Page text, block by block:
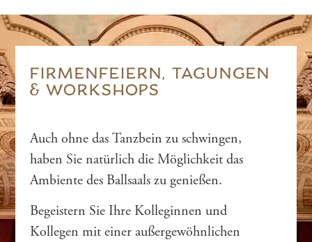
FIRMENFEIERN, TAGUNGEN
& WORKSHOPS
Auch ohne das Tanzbein zu schwingen,
haben Sie natürlich die Möglichkeit das
Ambiente des Ballsaals zu genießen.
Begeistern Sie Ihre Kolleginnen und
Kollegen mit einer außergewöhnlichen